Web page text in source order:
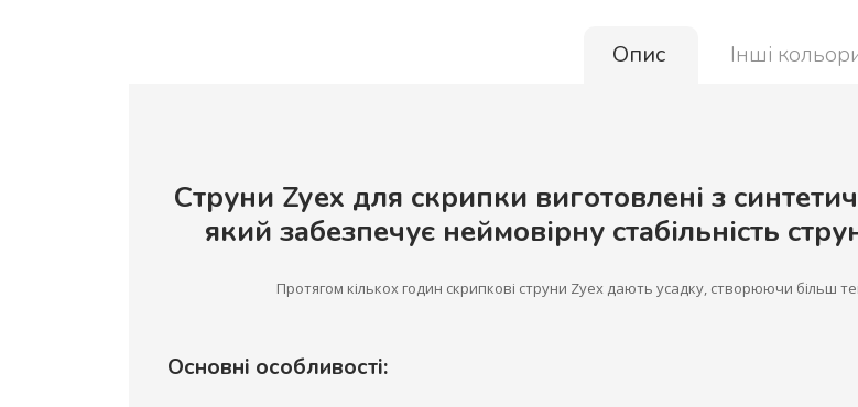
Опис Інші
Струни Zyex для скрипки виготовлені з
який забезпечує неймовірну стабільність
Протягом кількох годин скрипкові струни Zyex дають усадку, створюючи більш
Основні особливості: